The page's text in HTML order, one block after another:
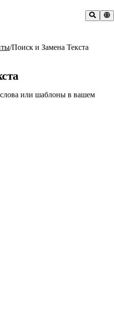
/Поиск и Замена Текста
или шаблоны в вашем